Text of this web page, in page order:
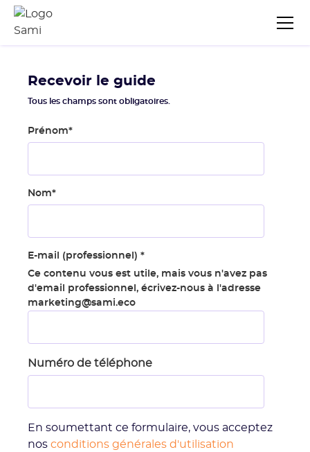
Recevoir le guide
Tous les champs sont obligatoires.
Prénom*
Nom*
E-mail (professionnel) *
Ce contenu vous est utile, mais vous n'avez pas
d'email professionnel, écrivez-nous à l'adresse
marketing@sami.eco
Numéro de téléphone
En soumettant ce formulaire, vous acceptez
nos conditions générales d'utilisation